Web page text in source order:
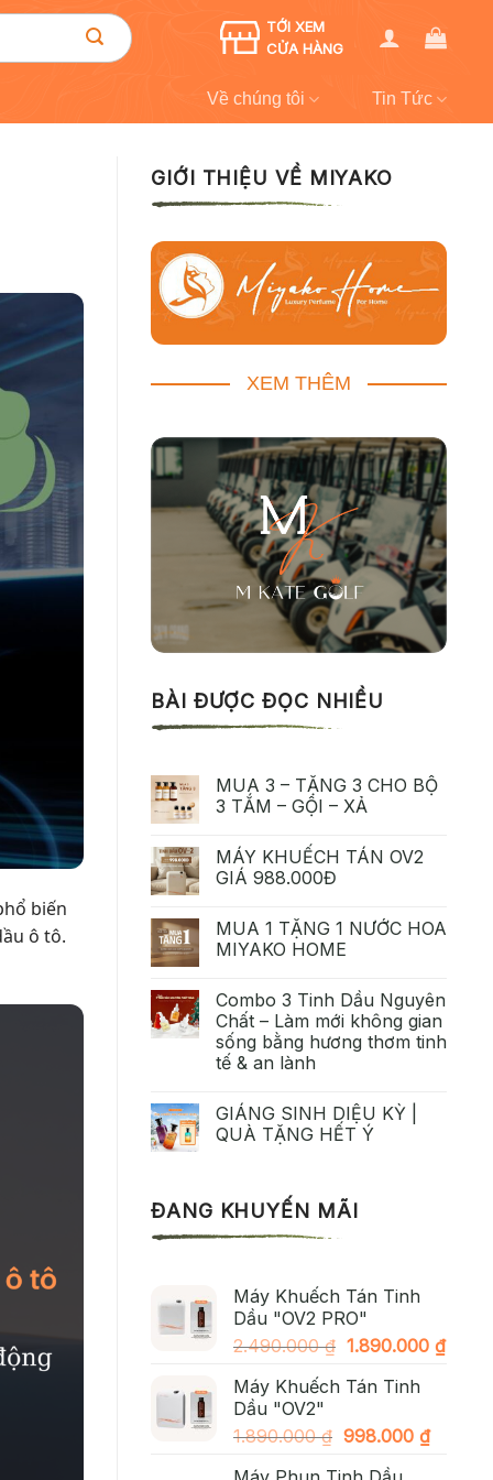
TỚI XEM
CỬA HÀNG
Về chúng tôi Tin Tức
biến
ô tô.
GIỚI THIỆU VỀ MIYAKO
XEM THÊM
BÀI ĐƯỢC ĐỌC NHIỀU
MUA 3 – TẶNG 3 CHO BỘ
3 TẮM – GỘI – XẢ
MÁY KHUẾCH TÁN OV2
GIÁ 988.000Đ
MUA 1 TẶNG 1 NƯỚC HOA
MIYAKO HOME
Combo 3 Tinh Dầu Nguyên
Chất – Làm mới không gian
sống bằng hương thơm tinh
tế & an lành
GIÁNG SINH DIỆU KỲ |
QUÀ TẶNG HẾT Ý
ĐANG KHUYẾN MÃI
Máy Khuếch Tán Tinh
Dầu "OV2 PRO"
2.490.000₫ Giá
là:
1.890.000 ₫Giá
Máy Khuếch Tán Tinh
Dầu "OV2"
1.890.000₫ Giá
998.000 ₫Giá